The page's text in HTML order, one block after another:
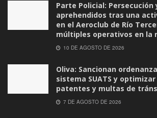
Parte Policial: Persecución
aprehendidos tras una
en el Aeroclub de Río
múltiples operativos en la
10 DE AGOSTO DE 2026
Oliva: Sancionan
sistema SUATS y
patentes y multas de
7 DE AGOSTO DE 2026